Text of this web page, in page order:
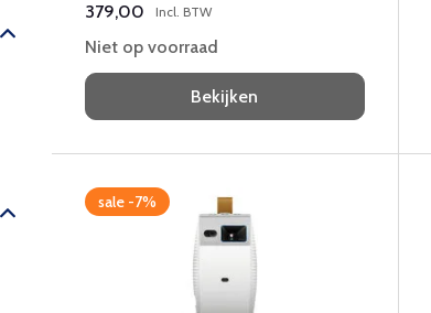
379,00 Incl. BTW
Niet op voorraad
Bekijken
sale -7%